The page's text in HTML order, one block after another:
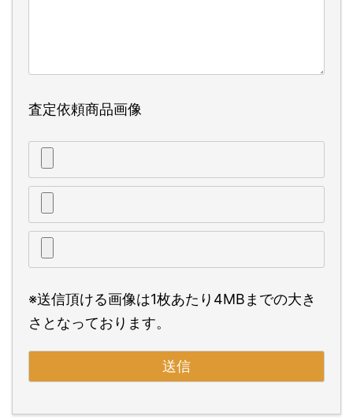
査定依頼商品画像
※送信頂ける画像は1枚あたり4MBまでの大き
さとなっております。